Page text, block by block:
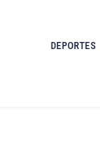
DEPORTES